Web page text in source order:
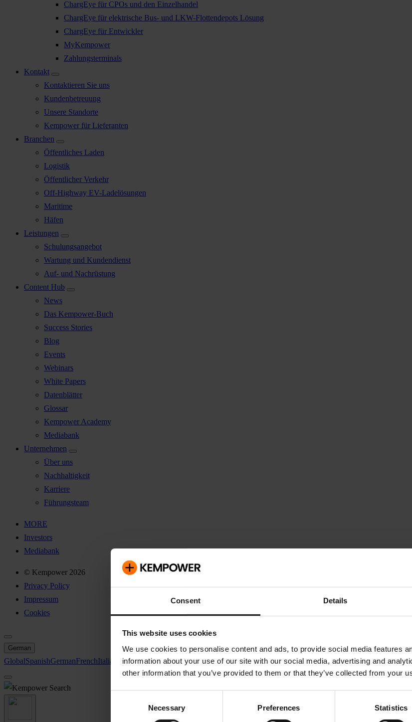
Consent Details
This website uses cookies
We use cookies to personalise content and ads, to provide social media features
information about your use of our site with our social media, advertising and
other information that you’ve provided to them or that they’ve collected from your
Necessary Preferences Statistics
ChargEye für CPOs und den Einzelhandel
ChargEye für elektrische Bus- und LKW-Flottendepots Lösung
ChargEye für Entwickler
MyKempower
Zahlungsterminals
Kontakt
Kontaktieren Sie uns
Kundenbetreuung
Unsere Standorte
Kempower für Lieferanten
Branchen
Öffentliches Laden
Logistik
Öffentlicher Verkehr
Off-Highway EV-Ladelösungen
Maritime
Häfen
Leistungen
Schulungsangebot
Wartung und Kundendienst
Auf- und Nachrüstung
Content Hub
News
Das Kempower-Buch
Success Stories
Blog
Events
Webinars
White Papers
Datenblätter
Glossar
Kempower Academy
Mediabank
Unternehmen
Über uns
Nachhaltigkeit
Karriere
Führungsteam
MORE
Investors
Mediabank
© Kempower 2026
Privacy Policy
Impressum
Cookies
German
GlobalSpanishGermanFrenchItalian SwedishNorth America
Search